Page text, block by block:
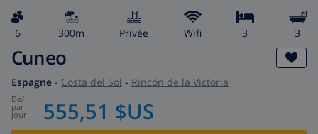
6 300m privée wifi 3 3
Cuneo
Espagne - Costa del Sol - Rincón de la Victoria
de/
par
jour 555,51 $US